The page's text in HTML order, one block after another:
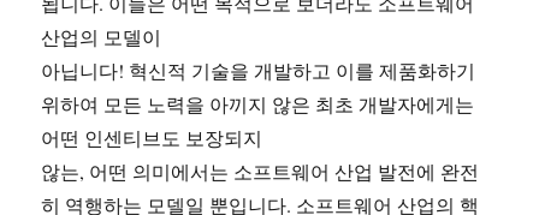
산업의 모델이
아닙니다! 혁신적 기술을 개발하고 이를 제품화하기
위하여 모든 노력을 아끼지 않은 최초 개발자에게는
어떤 인센티브도 보장되지
않는, 어떤 의미에서는 소프트웨어 산업 발전에 완전
히 역행하는 모델일 뿐입니다. 소프트웨어 산업의 핵